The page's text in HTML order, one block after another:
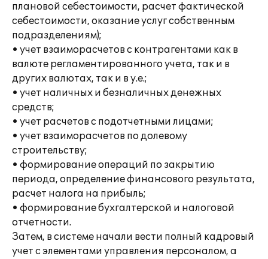
плановой себестоимости, расчет фактической
себестоимости, оказание услуг собственным
подразделениям);
• учет взаиморасчетов с контрагентами как в
валюте регламентированного учета, так и в
других валютах, так и в у.е.;
• учет наличных и безналичных денежных
средств;
• учет расчетов с подотчетными лицами;
• учет взаиморасчетов по долевому
строительству;
• формирование операций по закрытию
периода, определение финансового результата,
расчет налога на прибыль;
• формирование бухгалтерской и налоговой
отчетности.
Затем, в системе начали вести полный кадровый
учет с элементами управления персоналом, а